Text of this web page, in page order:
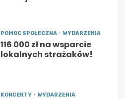
POMOC SPOŁECZNA WYDARZENIA
116 000 zł na wsparcie
lokalnych strażaków!
KONCERTY WYDARZENIA